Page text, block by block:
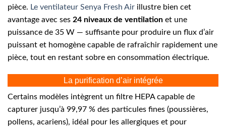
pièce. Le ventilateur Senya Fresh Air illustre bien cet
avantage avec ses 24 niveaux de ventilation et une
puissance de 35 W — suffisante pour produire un flux d’air
puissant et homogène capable de rafraîchir rapidement une
pièce, tout en restant sobre en consommation électrique.
La purification d’air intégrée
Certains modèles intègrent un filtre HEPA capable de
capturer jusqu’à 99,97 % des particules fines (poussières,
pollens, acariens), idéal pour les allergiques et pour